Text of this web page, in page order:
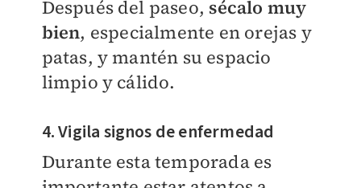
Después del paseo, sécalo muy
bien, especialmente en orejas y
patas, y mantén su espacio
limpio y cálido.
4. Vigila signos de enfermedad
Durante esta temporada es